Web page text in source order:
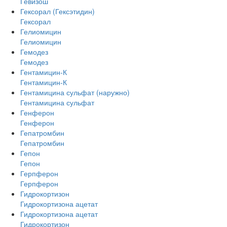
Гексорал (Гексэтидин)
Гексорал
Гелиомицин
Гелиомицин
Гемодез
Гемодез
Гентамицин-К
Гентамицин-К
Гентамицина сульфат (наружно)
Гентамицина сульфат
Генферон
Генферон
Гепатромбин
Гепатромбин
Гепон
Гепон
Герпферон
Герпферон
Гидрокортизон
Гидрокортизона ацетат
Гидрокортизона ацетат
Гидрокортизон